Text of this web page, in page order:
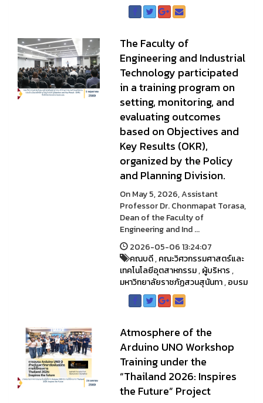
The Faculty of
Engineering and Industrial
Technology participated
in a training program on
setting, monitoring, and
evaluating outcomes
based on Objectives and
Key Results (OKR),
organized by the Policy
and Planning Division.
On May 5, 2026, Assistant
Professor Dr. Chonmapat Torasa,
Dean of the Faculty of
Engineering and Ind ...
2026-05-06 13:24:07
คณบดี,คณะวิศวกรรมศาสตร์และ
เทคโนโลยีอุตสาหกรรม,ผู้บริหาร,
มหาวิทยาลัยราชภัฏสวนสุนันทา,อบรม
Atmosphere of the
Arduino UNO Workshop
Training under the
“Thailand 2026: Inspires
the Future” Project